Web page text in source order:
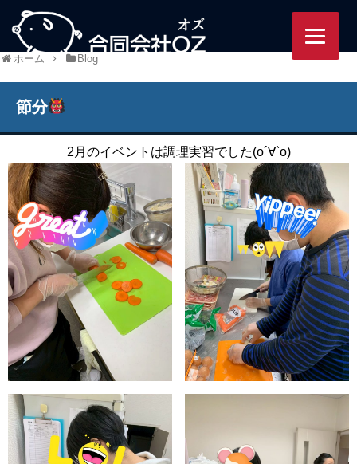
ホーム Blog
節分
2月のイベントは調理実習でした(о´∀`о)
ozworlds.jp/wordpress-